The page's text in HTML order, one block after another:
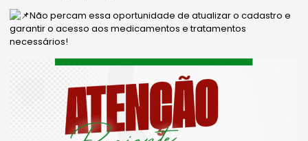
Não percam essa oportunidade de atualizar o cadastro e
garantir o acesso aos medicamentos e tratamentos
necessários!